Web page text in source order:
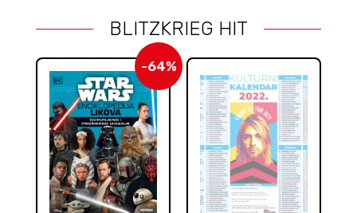
BLITZKRIEG HIT
-64%